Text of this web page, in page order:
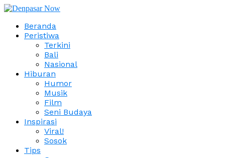
Beranda
Peristiwa
Terkini
Bali
Nasional
Hiburan
Humor
Musik
Film
Seni Budaya
Inspirasi
Viral!
Sosok
Tips